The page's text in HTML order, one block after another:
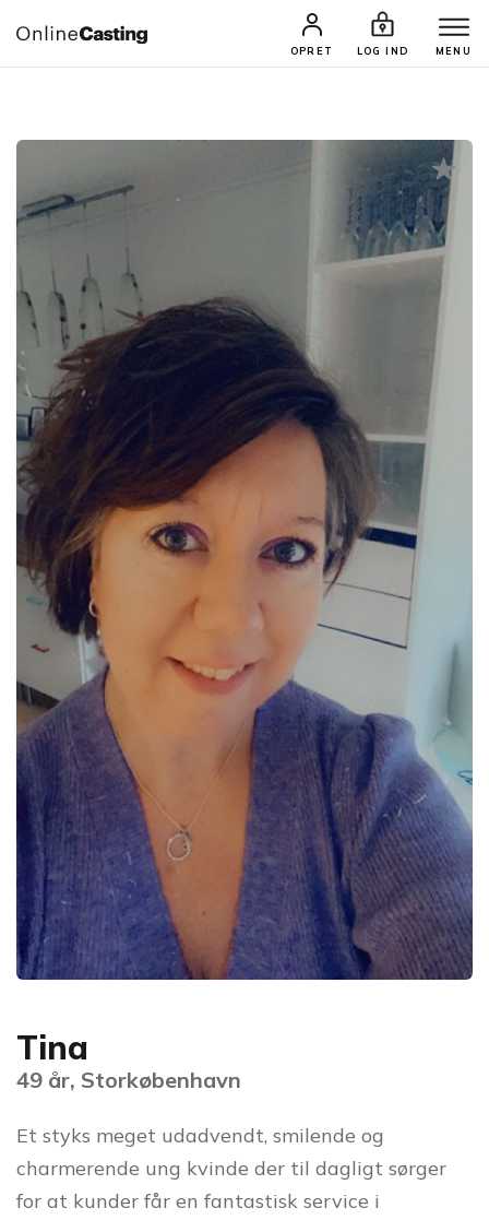
OPRET LOG IND MENU
CASTINGS & JOBS SØG PROFIL
Tina
49 år, Storkøbenhavn
Et styks meget udadvendt, smilende og
charmerende ung kvinde der til dagligt sørger
for at kunder får en fantastisk service i